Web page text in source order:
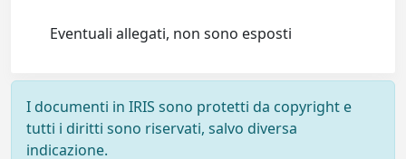
Eventuali allegati, non sono esposti
I documenti in IRIS sono protetti da copyright e
tutti i diritti sono riservati, salvo diversa
indicazione.